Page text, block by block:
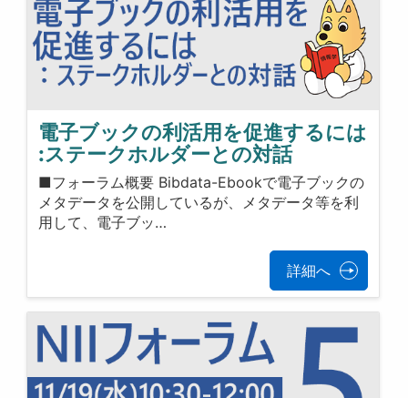
電子ブックの利活用を促進するには
:ステークホルダーとの対話
■フォーラム概要 Bibdata-Ebookで電子ブックの
メタデータを公開しているが、メタデータ等を利
用して、電子ブッ…
詳細へ